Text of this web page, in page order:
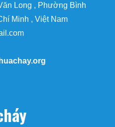
Long , Phường Bình
Minh , Việt Nam